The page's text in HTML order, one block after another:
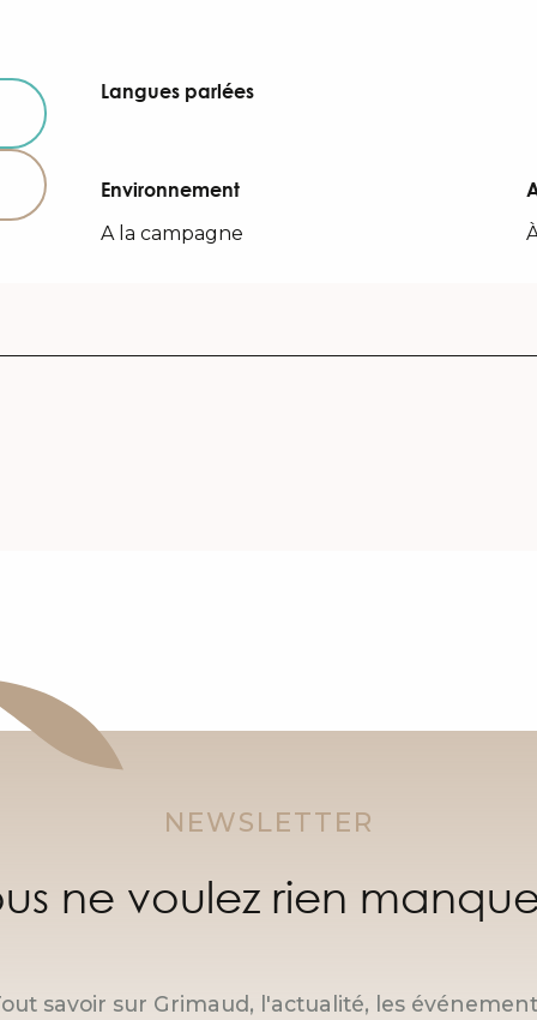
Langues parlées
Langues parlées
Environnement
Environnement
A la campagne
NEWSLETTER
ne voulez rien
savoir sur Grimaud, l'actualité, les